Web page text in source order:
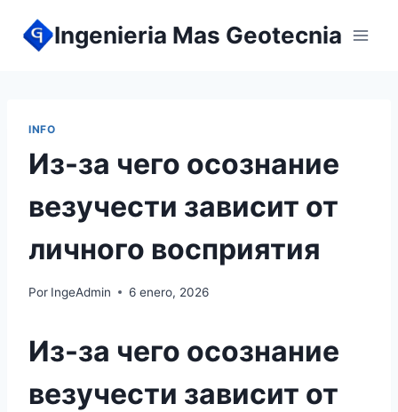
Ingenieria Mas Geotecnia
INFO
Из-за чего осознание
везучести зависит от
личного восприятия
Por IngeAdmin 6 enero, 2026
Из-за чего осознание
везучести зависит от